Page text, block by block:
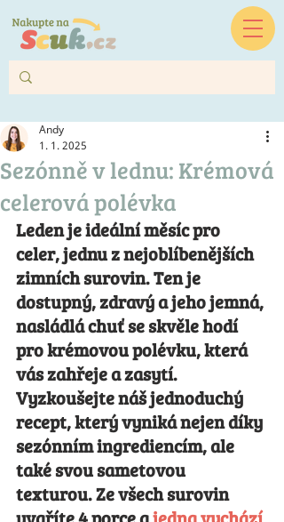
Sezónně v lednu: Krémová
celerová polévka
Andy
1. 1. 2025
Leden je ideální měsíc pro
celer, jednu z nejoblíbenějších
zimních surovin. Ten je
dostupný, zdravý a jeho jemná,
nasládlá chuť se skvěle hodí
pro krémovou polévku, která
vás zahřeje a zasytí.
Vyzkoušejte náš jednoduchý
recept, který vyniká nejen díky
sezónním ingrediencím, ale
také svou sametovou
texturou. Ze všech surovin